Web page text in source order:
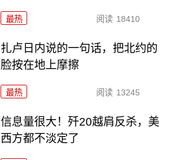
最热 阅读 18410
扎卢日内说的一句话，把北约的
脸按在地上摩擦
最热 阅读 13245
信息量很大！歼20越肩反杀，美
西方都不淡定了